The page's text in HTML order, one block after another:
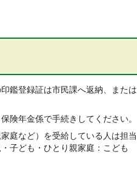
鑑登録証は市民課へ返納、または
険年金係で手続きしてください。
庭など）を受給している人は担当
子ども・ひとり親家庭：こども